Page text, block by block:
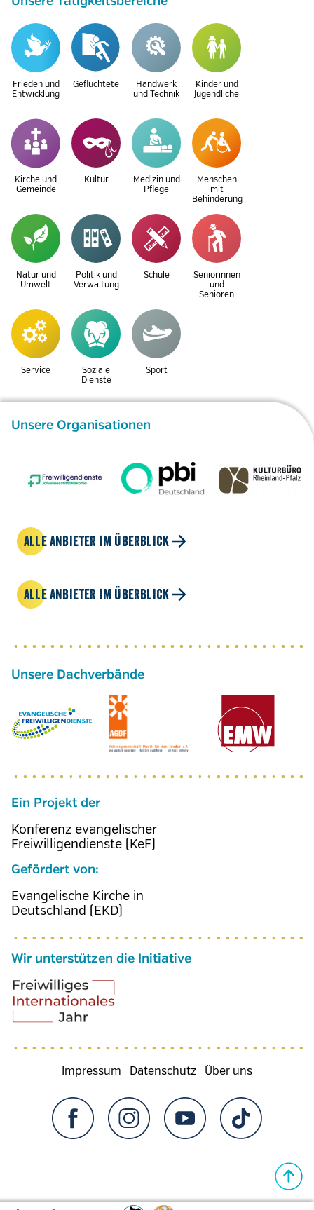
Frieden und
Entwicklung
Geflüchtete
Handwerk
und Technik
Kinder und
Jugendliche
Kirche und
Gemeinde
Kultur
Medizin und
Pflege
Menschen
mit
Behinderung
Natur und
Umwelt
Politik und
Verwaltung
Schule
Seniorinnen
und
Senioren
Service
Soziale
Dienste
Sport
Unsere Organisationen
ALLE ANBIETER IM ÜBERBLICK
ALLE ANBIETER IM ÜBERBLICK
Ein Projekt der
Konferenz evangelischer
Freiwilligendienste (KeF)
Gefördert von:
Evangelische Kirche in
Deutschland (EKD)
Wir unterstützen die Initiative
Fußzeilenmenü
Impressum Datenschutz Über uns